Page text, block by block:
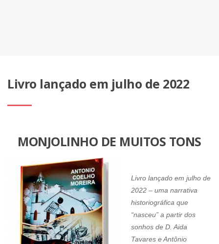
Livro lançado em julho de 2022
MONJOLINHO DE MUITOS TONS
Livro lançado em julho de
2022 – uma narrativa
historiográfica que
“nasceu” a partir dos
sonhos de D. Aida
Tavares e Antônio